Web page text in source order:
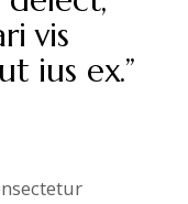
vis
ius ex.”